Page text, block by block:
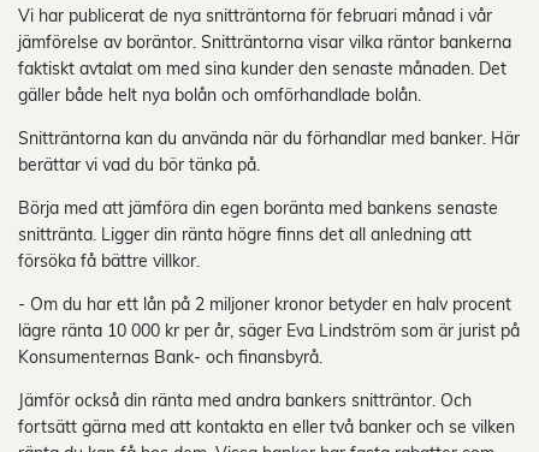
Vi har publicerat de nya snitträntorna för februari månad i vår
jämförelse av boräntor. Snitträntorna visar vilka räntor bankerna
faktiskt avtalat om med sina kunder den senaste månaden. Det
gäller både helt nya bolån och omförhandlade bolån.
Snitträntorna kan du använda när du förhandlar med banker. Här
berättar vi vad du bör tänka på.
Börja med att jämföra din egen boränta med bankens senaste
snittränta. Ligger din ränta högre finns det all anledning att
försöka få bättre villkor.
- Om du har ett lån på 2 miljoner kronor betyder en halv procent
lägre ränta 10 000 kr per år, säger Eva Lindström som är jurist på
Konsumenternas Bank- och finansbyrå.
Jämför också din ränta med andra bankers snitträntor. Och
fortsätt gärna med att kontakta en eller två banker och se vilken